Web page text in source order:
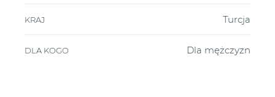
KRAJ Turcja
DLA KOGO Dla mężczyzn